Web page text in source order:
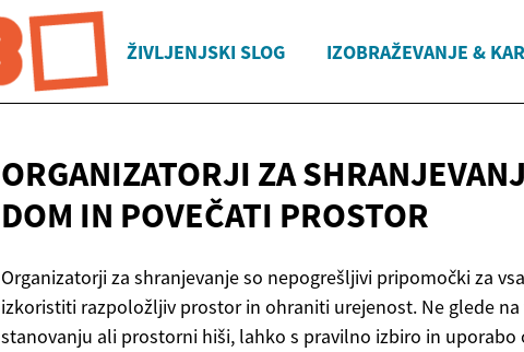
ŽIVLJENJSKI SLOG IZOBRAŽEVANJE &
ORGANIZATORJI ZA
DOM IN POVEČATI PROSTOR
Organizatorji za shranjevanje so nepogrešljivi pripomočki za
izkoristiti razpoložljiv prostor in ohraniti urejenost. Ne glede
stanovanju ali prostorni hiši, lahko s pravilno izbiro in uporabo